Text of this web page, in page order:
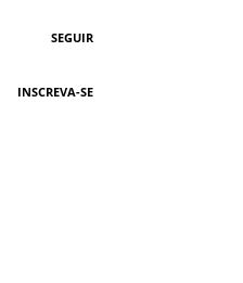
SEGUIR
INSCREVA-SE